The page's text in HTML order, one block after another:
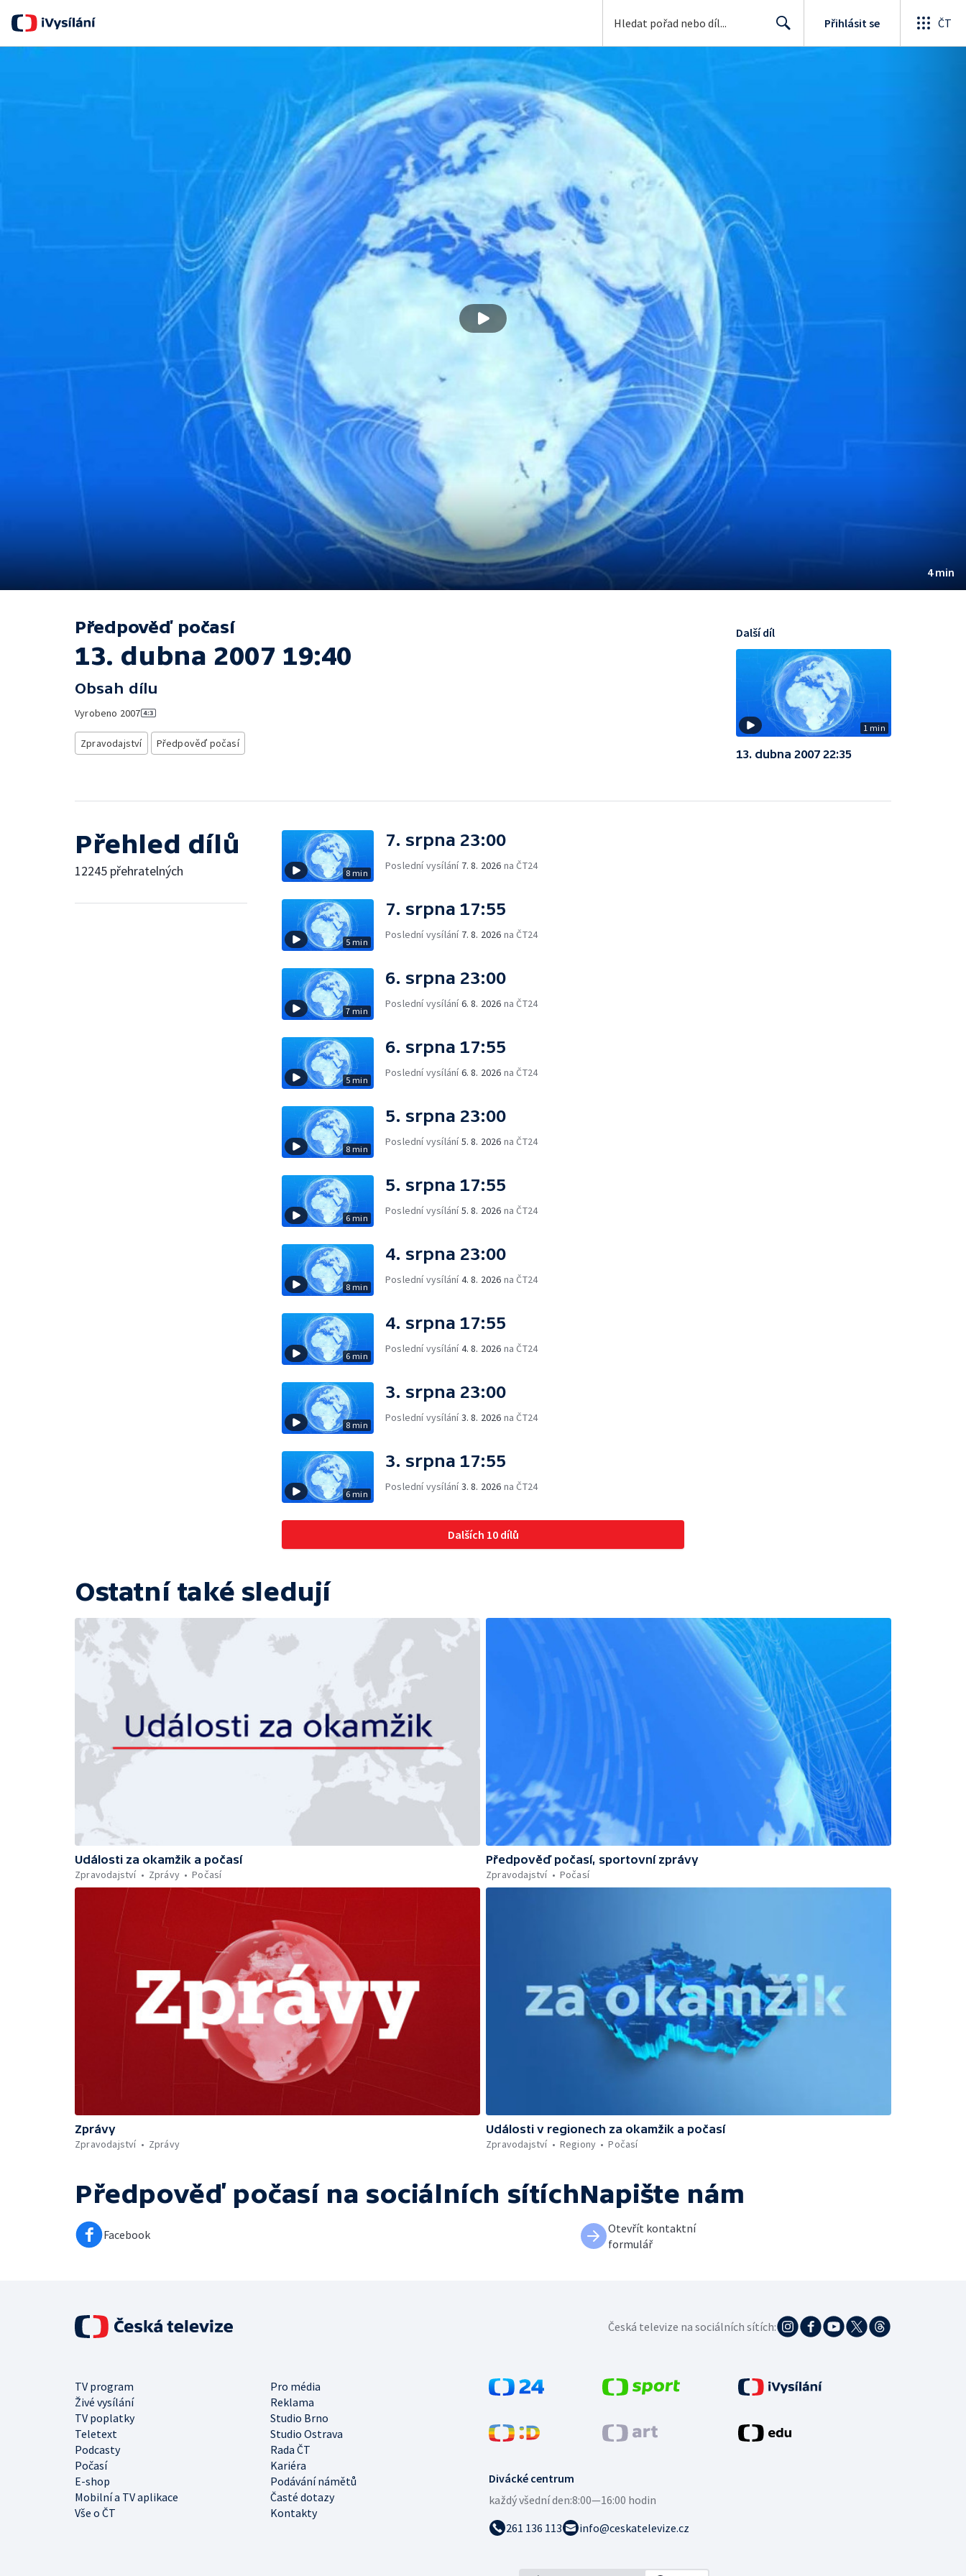
Přihlásit se ČT
4 min
Předpověď počasí
13. dubna 2007 19:40
Obsah dílu
Vyrobeno 2007
Zpravodajství Předpověď počasí
1 min
Další díl
13. dubna 2007 22:35
Přehled dílů
12245 přehratelných 8 min
7. srpna 23:00
Poslední vysílání 7. 8. 2026 na ČT24
5 min
7. srpna 17:55
Poslední vysílání 7. 8. 2026 na ČT24
7 min
6. srpna 23:00
Poslední vysílání6. 8. 2026 na ČT24
5 min
6. srpna 17:55
Poslední vysílání6. 8. 2026 na ČT24
8 min
5. srpna 23:00
Poslední vysílání5. 8. 2026 na ČT24
6 min
5. srpna 17:55
Poslední vysílání5. 8. 2026 na ČT24
8 min
4. srpna 23:00
Poslední vysílání4. 8. 2026 na ČT24
6 min
4. srpna 17:55
Poslední vysílání4. 8. 2026 na ČT24
8 min
3. srpna 23:00
Poslední vysílání3. 8. 2026 na ČT24
6 min
3. srpna 17:55
Poslední vysílání3. 8. 2026 na ČT24
Dalších 10 dílů
Ostatní také sledují
Události za okamžik a počasí
Zpravodajství
Zprávy Počasí
Předpověď počasí, sportovní zprávy
Zpravodajství
Počasí
Zprávy
Zpravodajství
Zprávy
Události v regionech za okamžik a počasí
Zpravodajství
Regiony Počasí
Předpověď počasí na sociálních sítích
Facebook
Napište nám
Otevřít kontaktní
formulář
Divácké centrum
každý všední den:8:00—16:00 hodin
261 136 113
info@ceskatelevize.cz
TV program
Pro média
Živé vysílání
Reklama
TV poplatky
Studio Brno
Teletext
Studio Ostrava
Podcasty
Rada ČT
Počasí
Kariéra
E-shop
Podávání námětů
Mobilní a TV aplikace
Časté dotazy
Vše o ČT
Kontakty
Česká televize na sociálních sítích: